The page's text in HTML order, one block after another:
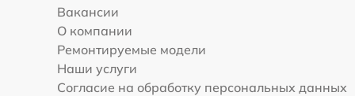
Вакансии
О компании
Ремонтируемые модели
Наши услуги
Согласие на обработку персональных данных